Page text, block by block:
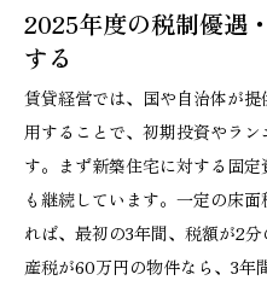
2025年度の税制優遇
する
賃貸経営では、国や自治体が
用することで、初期投資やラ
す。まず新築住宅に対する固
も継続しています。一定の床
れば、最初の3年間、税額が2
産税が60万円の物件なら、3年